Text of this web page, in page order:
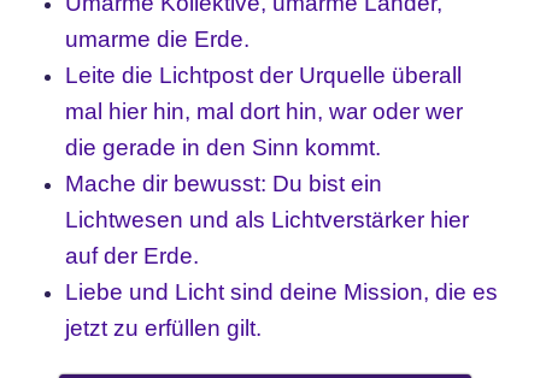
umarme die Erde.
Leite die Lichtpost der Urquelle überall
mal hier hin, mal dort hin, war oder wer
die gerade in den Sinn kommt.
Mache dir bewusst: Du bist ein
Lichtwesen und als Lichtverstärker hier
auf der Erde.
Liebe und Licht sind deine Mission, die es
jetzt zu erfüllen gilt.